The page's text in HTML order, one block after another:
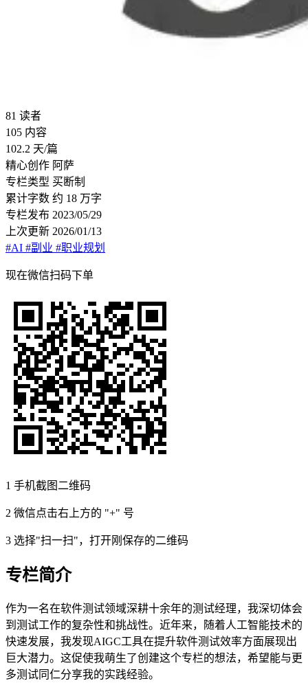
81 读者
105 内容
102.2 天/篇
精心创作 阿萨
专栏类型 买断制
累计字数 约 18 万字
专栏发布 2023/05/29
上次更新 2026/01/13
#AI #副业 #职业规划
现在微信扫码下单
1 手机截图二维码
2 微信点击右上方的 "+" 号
3 选择"扫一扫"，打开刚保存的二维码
专栏简介
作为一名在软件测试领域深耕十余年的测试经理，我深切体会
到测试工作的复杂性和挑战性。近年来，随着人工智能技术的
快速发展，我发现AIGC工具在提升软件测试效率方面展现出
巨大潜力。这促使我萌生了创建这个专栏的想法，希望能与更
多测试同仁分享我的实践经验。